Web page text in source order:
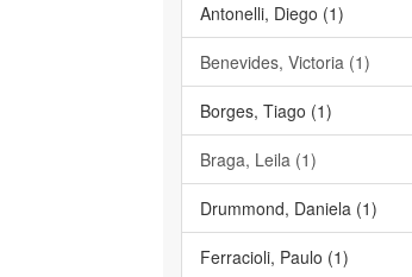
Antonelli, Diego (1)
Benevides, Victoria (1)
Borges, Tiago (1)
Braga, Leila (1)
Drummond, Daniela (1)
Ferracioli, Paulo (1)